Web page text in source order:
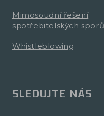
Mimosoudní řešení
spotřebitelských sporů
Whistleblowing
SLEDUJTE NÁS